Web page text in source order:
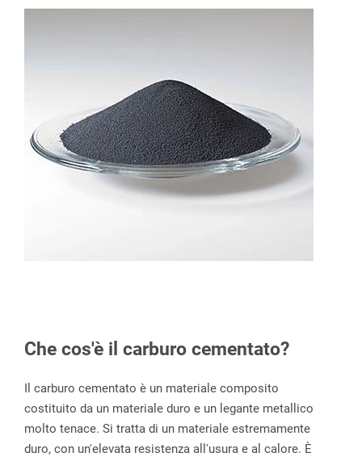
Che cos'è il carburo cementato?
Il carburo cementato è un materiale composito
costituito da un materiale duro e un legante metallico
molto tenace. Si tratta di un materiale estremamente
duro, con un'elevata resistenza all'usura e al calore. È